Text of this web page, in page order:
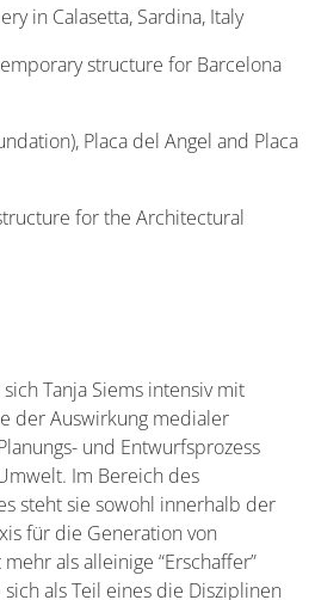
in Calasetta, Sardina, Italy
structure for Barcelona
Placa del Angel and Placa
for the Architectural
Tanja Siems intensiv mit
der Auswirkung medialer
und Entwurfsprozess
Im Bereich des
steht sie sowohl innerhalb der
für die Generation von
als alleinige “Erschaffer”
als Teil eines die Disziplinen